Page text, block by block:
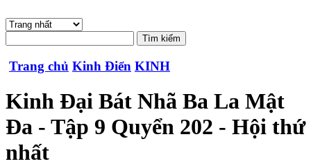
Trang chủ Kinh Điển KINH
Kinh Đại Bát Nhã Ba La Mật
Đa - Tập 9 Quyển 202 - Hội thứ
nhất